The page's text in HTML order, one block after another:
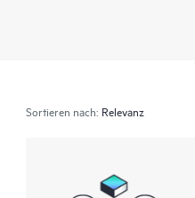
Sortieren nach: